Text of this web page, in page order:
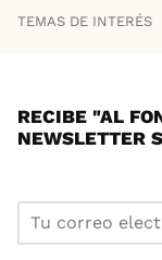
TEMAS DE INTERÉS
RECIBE "AL
NEWSLETTER